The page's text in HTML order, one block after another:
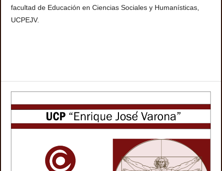
facultad de Educación en Ciencias Sociales y Humanísticas,
UCPEJV.